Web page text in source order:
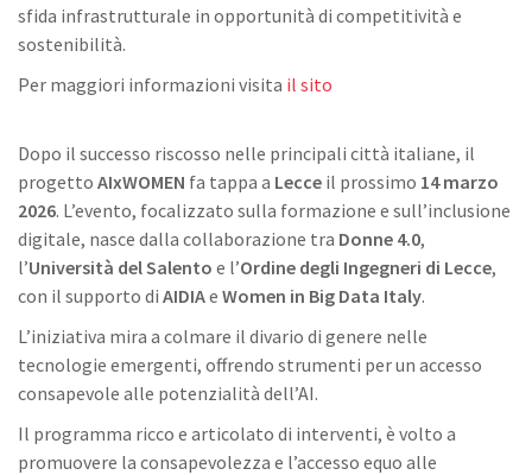
sfida infrastrutturale in opportunità di competitività e
sostenibilità.
Per maggiori informazioni visita il sito
Dopo il successo riscosso nelle principali città italiane, il
progetto AIxWOMEN fa tappa a Lecce il prossimo 14 marzo
2026. L’evento, focalizzato sulla formazione e sull’inclusione
digitale, nasce dalla collaborazione tra Donne 4.0,
l’Università del Salento e l’Ordine degli Ingegneri di Lecce,
con il supporto di AIDIAe Women in Big Data Italy.
L’iniziativa mira a colmare il divario di genere nelle
tecnologie emergenti, offrendo strumenti per un accesso
consapevole alle potenzialità dell’AI.
Il programma ricco e articolato di interventi, è volto a
promuovere la consapevolezza e l’accesso equo alle